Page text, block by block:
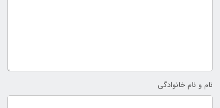
نام و نام خانوادگی